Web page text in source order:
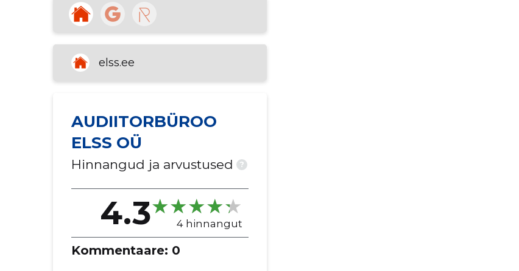
elss.ee
AUDIITORBÜROO
ELSS OÜ
Hinnangud ja arvustused ?
4.3 4 hinnangut
Kommentaare: 0